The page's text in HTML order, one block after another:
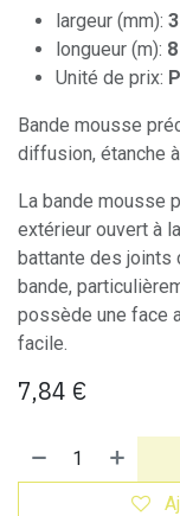
largeur (mm):
longueur (m): 8
Unité de prix:
Bande mousse
diffusion, étanche
La bande mousse
extérieur ouvert à
battante des joints
bande,
possède une face
facile.
7,84 €